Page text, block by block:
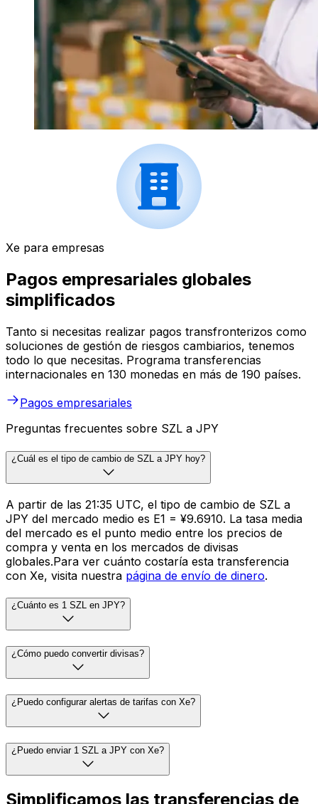
Xe para empresas
Pagos empresariales globales
simplificados
Tanto si necesitas realizar pagos transfronterizos como
soluciones de gestión de riesgos cambiarios, tenemos
todo lo que necesitas. Programa transferencias
internacionales en 130 monedas en más de 190 países.
Pagos empresariales
Preguntas frecuentes sobre SZL a JPY
¿Cuál es el tipo de cambio de SZL a JPY hoy?
A partir de las 21:35 UTC, el tipo de cambio de SZL a
JPY del mercado medio es E1 = ¥9.6910. La tasa media
del mercado es el punto medio entre los precios de
compra y venta en los mercados de divisas
globales.Para ver cuánto costaría esta transferencia
con Xe, visita nuestra página de envío de dinero.
¿Cuánto es 1 SZL en JPY?
¿Cómo puedo convertir divisas?
¿Puedo configurar alertas de tarifas con Xe?
¿Puedo enviar 1 SZL a JPY con Xe?
Simplificamos las transferencias de